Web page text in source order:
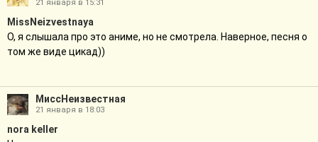
21 января в 15:31
MissNeizvestnaya
О, я слышала про это аниме, но не смотрела. Наверное, песня о
том же виде цикад))
МиссНеизвестная
21 января в 18:03
nora keller